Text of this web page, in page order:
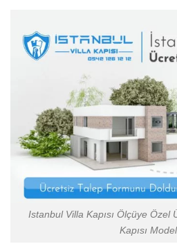
Istanbul Villa Kapısı Ölçüye Özel
Kapısı